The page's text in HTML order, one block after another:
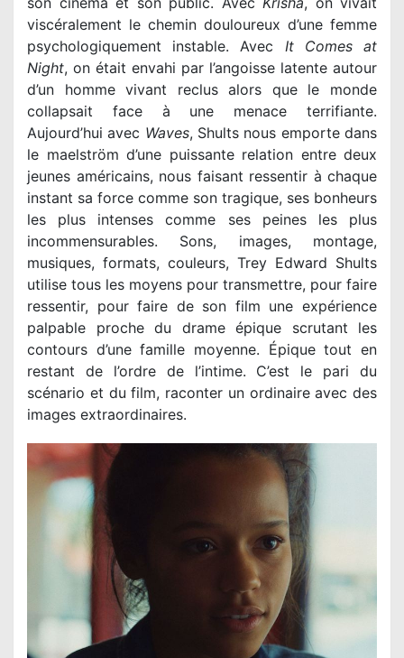
viscéralement le chemin douloureux d’une femme
psychologiquement instable. Avec It Comes at
Night, on était envahi par l’angoisse latente autour
d’un homme vivant reclus alors que le monde
collapsait face à une menace terrifiante.
Aujourd’hui avec Waves, Shults nous emporte dans
le maelström d’une puissante relation entre deux
jeunes américains, nous faisant ressentir à chaque
instant sa force comme son tragique, ses bonheurs
les plus intenses comme ses peines les plus
incommensurables. Sons, images, montage,
musiques, formats, couleurs, Trey Edward Shults
utilise tous les moyens pour transmettre, pour faire
ressentir, pour faire de son film une expérience
palpable proche du drame épique scrutant les
contours d’une famille moyenne. Épique tout en
restant de l’ordre de l’intime. C’est le pari du
scénario et du film, raconter un ordinaire avec des
images extraordinaires.